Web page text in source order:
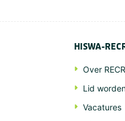
HISWA-
Over
Lid
Vacatures